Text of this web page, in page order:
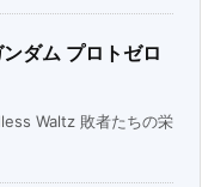
ダム プロトゼロ
Waltz 敗者たちの栄